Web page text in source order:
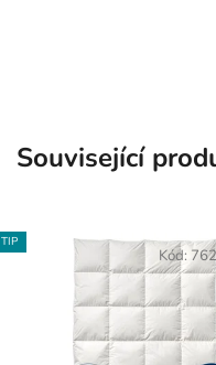
Související
TIP
Kód: